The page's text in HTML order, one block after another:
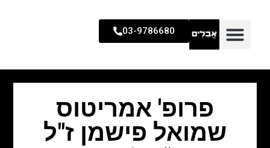
03-9786680
פרופ' אמריטוס
שמואל פישמן ז"ל